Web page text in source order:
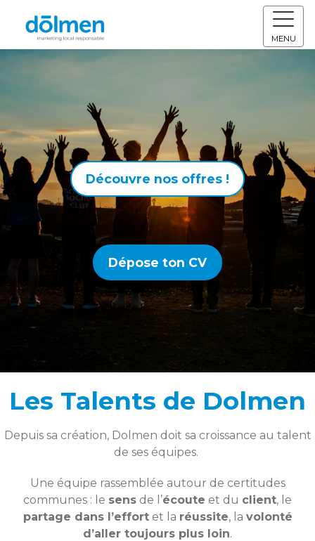
MENU
Découvre nos offres !
Dépose ton CV
Les Talents de Dolmen
Depuis sa création, Dolmen doit sa croissance au talent
de ses équipes.
Une équipe rassemblée autour de certitudes
communes : le sens de l’écoute et du client, le
partage dans l’effortet la réussite, la volonté
d’aller toujours plus loin.